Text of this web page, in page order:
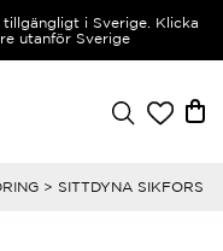
tillgängligt i Sverige. Klicka
utanför Sverige
> SITTDYNA SIKFORS